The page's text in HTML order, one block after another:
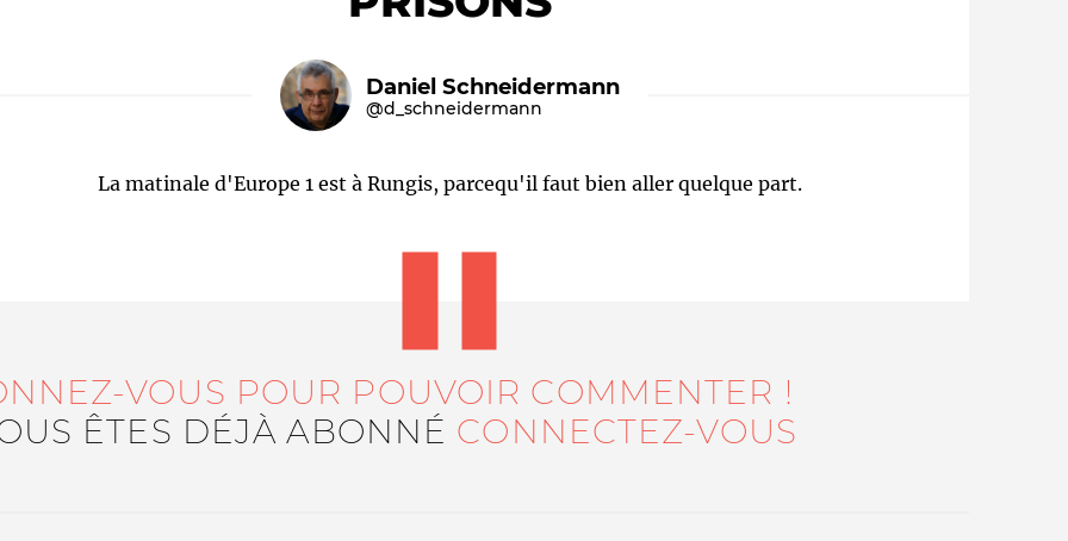
Daniel Schneidermann
@d_schneidermann
La matinale d'Europe 1 est à Rungis, parcequ'il faut bien aller quelque part.
VOUS POUR POUVOIR COMMENTER !
ÊTES DÉJÀ ABONNÉ CONNECTEZ-VOUS